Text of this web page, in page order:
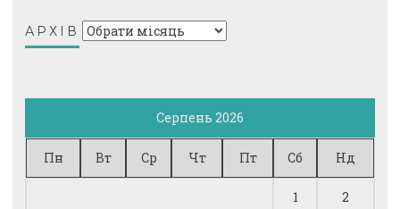
АРХІВ Архів
Серпень 2026
Пн Вт Ср Чт Пт Сб Нд
1 2